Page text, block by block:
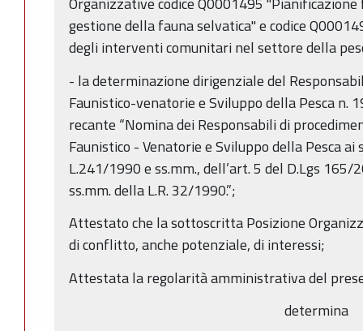
gestione della fauna selvatica" e codice
degli interventi comunitari nel settore della
- la determinazione dirigenziale del
Faunistico-venatorie e Sviluppo della Pesca n.
recante “Nomina dei Responsabili di
Faunistico - Venatorie e Sviluppo della Pesca
L.241/1990 e ss.mm., dell’art. 5 del D.Lgs 165/
ss.mm. della L.R. 32/1990.”;
Attestato che la sottoscritta Posizione
di conflitto, anche potenziale, di interessi;
Attestata la regolarità amministrativa del
determina